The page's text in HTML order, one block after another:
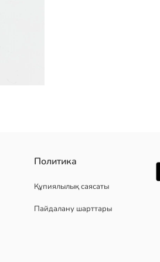
Политика
Құпиялылық саясаты
Пайдалану шарттары